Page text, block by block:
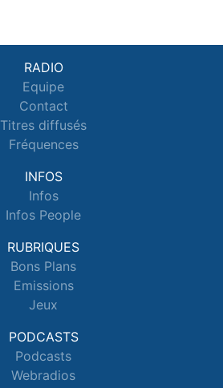
RADIO
Equipe
Contact
Titres diffusés
Fréquences
INFOS
Infos
Infos People
RUBRIQUES
Bons Plans
Emissions
Jeux
PODCASTS
Podcasts
Webradios